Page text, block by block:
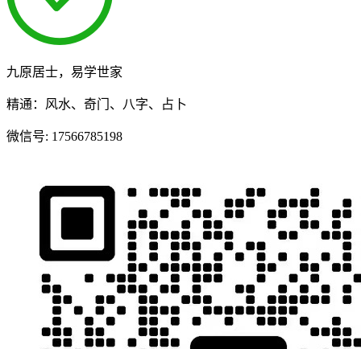
九原居士，易学世家
精通：风水、奇门、八字、占卜
微信号: 17566785198